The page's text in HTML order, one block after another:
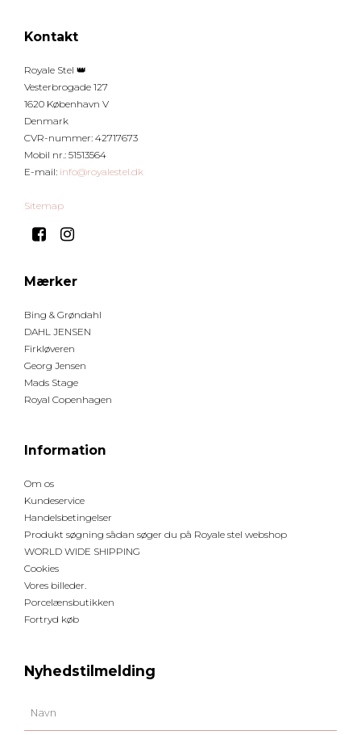
Kontakt
Royale Stel 👑
Vesterbrogade 127
1620 København V
Denmark
CVR-nummer: 42717673
Mobil nr.: 51513564
E-mail: info@royalestel.dk
Sitemap
Mærker
Bing & Grøndahl
DAHL JENSEN
Firkløveren
Georg Jensen
Mads Stage
Royal Copenhagen
Information
Om os
Kundeservice
Handelsbetingelser
Produkt søgning sådan søger du på Royale stel webshop
WORLD WIDE SHIPPING
Cookies
Vores billeder.
Porcelænsbutikken
Fortryd køb
Nyhedstilmelding